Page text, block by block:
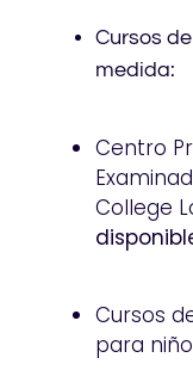
Cursos
medida:
Centro
College
Cursos
para